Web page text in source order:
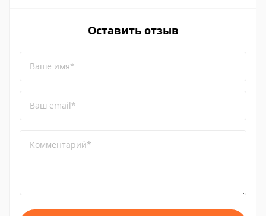
Оставить отзыв
Ваше имя*
Ваш email*
Комментарий*